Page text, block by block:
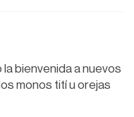
bienvenida a nuevos
monos tití u orejas